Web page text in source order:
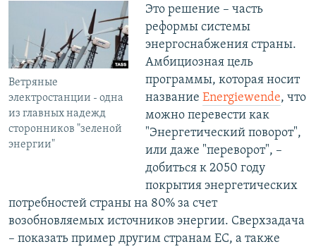
Ветряные
электростанции - одна
из главных надежд
сторонников "зеленой
энергии"
Это решение – часть
реформы системы
энергоснабжения страны.
Амбициозная цель
программы, которая носит
название Energiewende, что
можно перевести как
"Энергетический поворот",
или даже "переворот", –
добиться к 2050 году
покрытия энергетических
потребностей страны на 80% за счет
возобновляемых источников энергии. Сверхзадача
– показать пример другим странам ЕС, а также